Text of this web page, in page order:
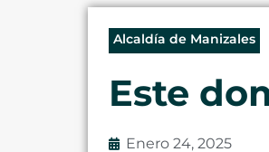
Alcaldía de Manizales
Este
Enero 24, 2025